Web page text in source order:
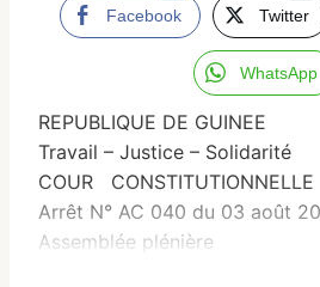
Facebook Twitter
WhatsApp
REPUBLIQUE DE GUINEE
Travail – Justice – Solidarité
COUR CONSTITUTIONNELLE
Arrêt N° AC 040 du 03 août
Assemblée plénière